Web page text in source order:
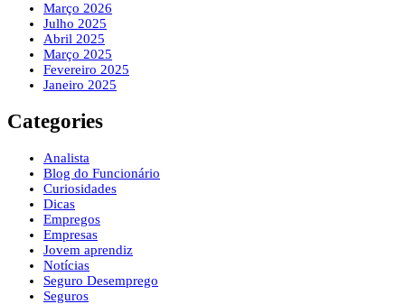
Março 2026
Julho 2025
Abril 2025
Março 2025
Fevereiro 2025
Janeiro 2025
Categories
Analista
Blog do Funcionário
Curiosidades
Dicas
Empregos
Empresas
Jovem aprendiz
Notícias
Seguro Desemprego
Seguros